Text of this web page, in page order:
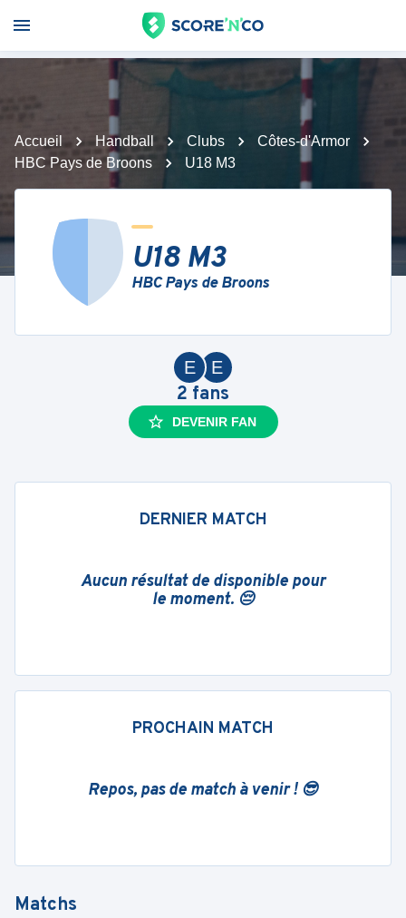
Accueil Handball Clubs
Côtes-d'Armor
HBC Pays de Broons
U18 M3
U18 M3
HBC Pays de Broons
E
E
2 fans
DEVENIR FAN
DERNIER MATCH
Aucun résultat de disponible pour
le moment. 😔
PROCHAIN MATCH
Repos, pas de match à venir ! 😎
Matchs